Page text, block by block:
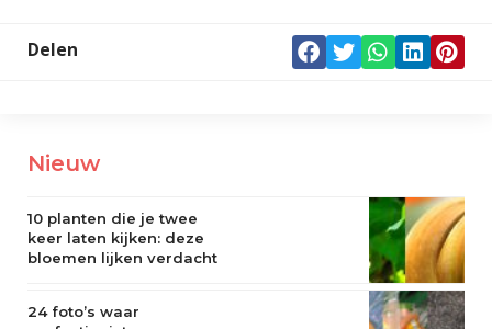
Delen
Nieuw
10 planten die je twee
keer laten kijken: deze
bloemen lijken verdacht
24 foto’s waar